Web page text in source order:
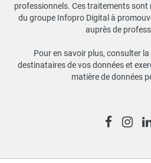
professionnels. Ces traitements sont
du groupe Infopro Digital à
auprès de
Pour en savoir plus, consulter
destinataires de vos données et
matière de données